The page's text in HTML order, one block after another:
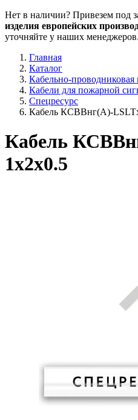
Нет в наличии? Привезем под
изделия европейских
уточняйте у наших менеджеров.
Главная
Каталог
Кабельно-
Кабели для пожарной
Спецресурс
Кабель КСВВнг(А)-
Кабель
1х2х0.5